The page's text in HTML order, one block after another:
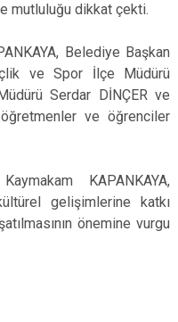
mutluluğu dikkat çekti.
Belediye Başkan
ve Spor İlçe Müdürü
Serdar DİNÇER ve
ve öğrenciler
KAPANKAYA,
gelişimlerine katkı
önemine vurgu